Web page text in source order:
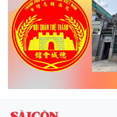
西贡解放报网版权所有
由越南新闻与传播部所属报刊局于2023
副总编辑: 阮玉英、范文长、裴氏红霜、